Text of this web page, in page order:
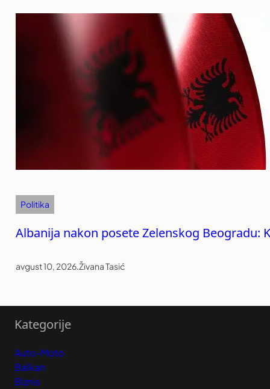
Politika
Albanija nakon posete Zelenskog Beogradu:
avgust 10, 2026.Živana Tasić
Kategorije
Auto-Moto
Balkan
Biznis